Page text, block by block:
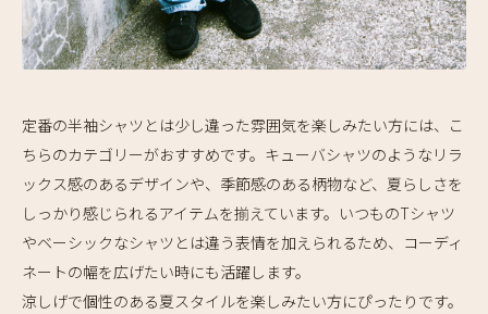
定番の半袖シャツとは少し違った雰囲気を楽しみたい方には、こ
ちらのカテゴリーがおすすめです。キューバシャツのようなリラ
ックス感のあるデザインや、季節感のある柄物など、夏らしさを
しっかり感じられるアイテムを揃えています。いつものTシャツ
やベーシックなシャツとは違う表情を加えられるため、コーディ
ネートの幅を広げたい時にも活躍します。
涼しげで個性のある夏スタイルを楽しみたい方にぴったりです。